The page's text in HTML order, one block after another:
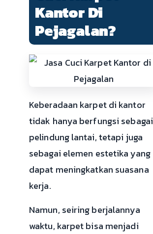
Kantor Di
Pejagalan?
Keberadaan karpet di kantor
tidak hanya berfungsi sebagai
pelindung lantai, tetapi juga
sebagai elemen estetika yang
dapat meningkatkan suasana
kerja.
Namun, seiring berjalannya
waktu, karpet bisa menjadi